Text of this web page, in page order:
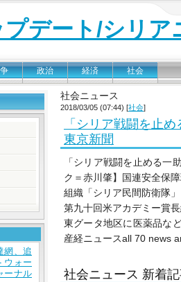
デート/シリア
政治 経済 社会
社会ニュース
2018/03/05 (07:44) [社会]
「シリア戦闘を止
東京新聞
「シリア戦闘を止める一
ク＝赤川肇】国連安全保
組織「シリア民間防衛隊
第九十回米アカデミー賞
東グータ地区に医薬品な
産経ニュースall 70 news
社会ニュース 新着
網、追
ウォー
ーナル